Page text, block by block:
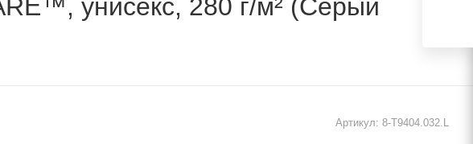
унисекс, 280 г/м² (Серый
Артикул: 8-T9404.032.L